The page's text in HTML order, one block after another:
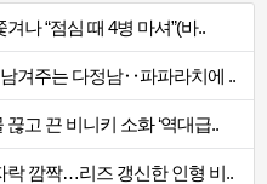
나 “점심 때 4병 마셔”(바..
겨주는 다정남‥파파라치에 ..
고 끈 비니키 소화 ‘역대급..
락 깜짝…리즈 갱신한 인형 비..